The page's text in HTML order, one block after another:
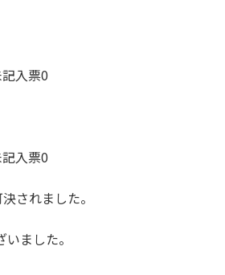
入票0
入票0
されました。
ました。